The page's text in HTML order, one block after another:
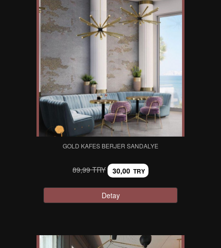
GOLD KAFES BERJER SANDALYE
89,99 TRY 30,00 TRY
Detay